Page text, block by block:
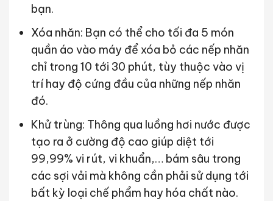
bạn.
Xóa nhăn: Bạn có thể cho tối đa 5 món
quần áo vào máy để xóa bỏ các nếp nhăn
chỉ trong 10 tới 30 phút, tùy thuộc vào vị
trí hay độ cứng đầu của những nếp nhăn
đó.
Khử trùng: Thông qua luồng hơi nước được
tạo ra ở cường độ cao giúp diệt tới
99,99% vi rút, vi khuẩn,… bám sâu trong
các sợi vải mà không cần phải sử dụng tới
bất kỳ loại chế phẩm hay hóa chất nào.